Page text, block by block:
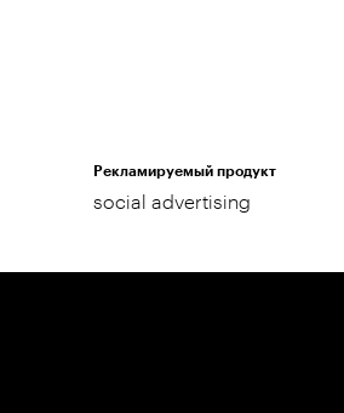
Рекламируемый продукт
social advertising